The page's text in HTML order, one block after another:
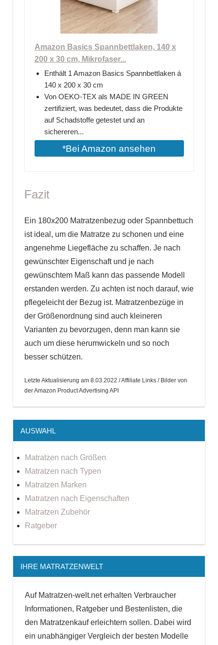
Amazon Basics Spannbettlaken, 140 x
200 x 30 cm, Mikrofaser...
Enthält 1 Amazon Basics Spannbettlaken á
140 x 200 x 30 cm
Von OEKO-TEX als MADE IN GREEN
zertifiziert, was bedeutet, dass die Produkte
auf Schadstoffe getestet und an
sichereren...
*Bei Amazon ansehen
Fazit
Ein 180x200 Matratzenbezug oder Spannbettuch
ist ideal, um die Matratze zu schonen und eine
angenehme Liegefläche zu schaffen. Je nach
gewünschter Eigenschaft und je nach
gewünschtem Maß kann das passende Modell
erstanden werden. Zu achten ist noch darauf, wie
pflegeleicht der Bezug ist. Matratzenbezüge in
der Größenordnung sind auch kleineren
Varianten zu bevorzugen, denn man kann sie
auch um diese herumwickeln und so noch
besser schützen.
Letzte Aktualisierung am 8.03.2022 / Affiliate Links / Bilder von
der Amazon Product Advertising API
AUSWAHL
Matratzen nach Größen
Matratzen nach Typen
Matratzen Marken
Matratzen nach Eigenschaften
Matratzen Zubehör
Ratgeber
IHRE MATRATZENWELT
Auf Matratzen-welt.net erhalten Verbraucher
Informationen, Ratgeber und Bestenlisten, die
den Matratzenkauf erleichtern sollen. Dabei wird
ein unabhängiger Vergleich der besten Modelle